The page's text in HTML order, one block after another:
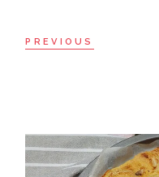
PREVIOUS